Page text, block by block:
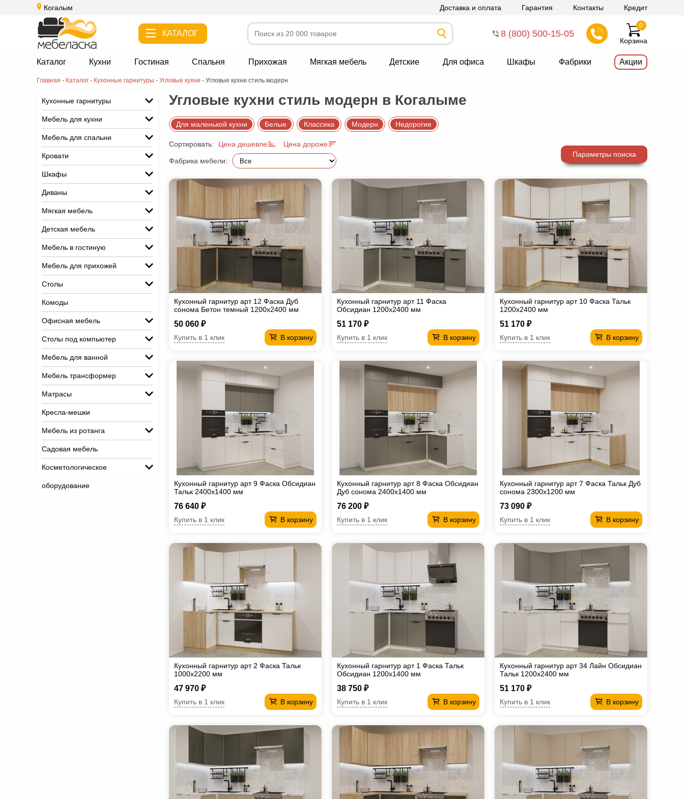
Когалым Доставка и оплата Гарантия Контакты Кредит
КАТАЛОГ 8 (800) 500-15-05
Корзина
0
Каталог Кухни Гостиная Спальня Прихожая Мягкая мебель Детские Для офиса Шкафы Фабрики Акции
Главная - Каталог - Кухонные гарнитуры - Угловые кухни - Угловые кухни стиль модерн
Кухонные гарнитуры
Мебель для кухни
Мебель для спальни
Кровати
Шкафы
Диваны
Мягкая мебель
Детская мебель
Мебель в гостиную
Мебель для прихожей
Столы
Комоды
Офисная мебель
Столы под компьютер
Мебель для ванной
Мебель трансформер
Матрасы
Кресла-мешки
Мебель из ротанга
Садовая мебель
Косметологическое
оборудование
Угловые кухни стиль модерн в Когалыме
Для маленькой кухни Белые Классика Модерн Недорогие
Сортировать: Цена дешевле Цена дороже
Фабрика мебели:
Параметры поиска
Кухонный гарнитур арт 12 Фаска Дуб
сонома Бетон темный 1200х2400 мм
50 060 ₽
В корзину
Купить в 1 клик
Кухонный гарнитур арт 11 Фаска
Обсидиан 1200х2400 мм
51 170 ₽
В корзину
Купить в 1 клик
Кухонный гарнитур арт 10 Фаска Тальк
1200х2400 мм
51 170 ₽
В корзину
Купить в 1 клик
Кухонный гарнитур арт 9 Фаска Обсидиан
Тальк 2400х1400 мм
76 640 ₽
В корзину
Купить в 1 клик
Кухонный гарнитур арт 8 Фаска Обсидиан
Дуб сонома 2400х1400 мм
76 200 ₽
В корзину
Купить в 1 клик
Кухонный гарнитур арт 7 Фаска Тальк Дуб
сонома 2300х1200 мм
73 090 ₽
В корзину
Купить в 1 клик
Кухонный гарнитур арт 2 Фаска Тальк
1000х2200 мм
47 970 ₽
В корзину
Купить в 1 клик
Кухонный гарнитур арт 1 Фаска Тальк
Обсидиан 1200х1400 мм
38 750 ₽
В корзину
Купить в 1 клик
Кухонный гарнитур арт 34 Лайн Обсидиан
Тальк 1200х2400 мм
51 170 ₽
В корзину
Купить в 1 клик